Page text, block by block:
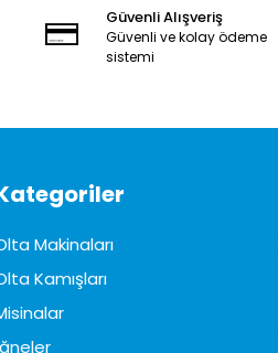
Güvenli Alışveriş
Güvenli ve kolay ödeme
sistemi
Makinaları
Kamışları